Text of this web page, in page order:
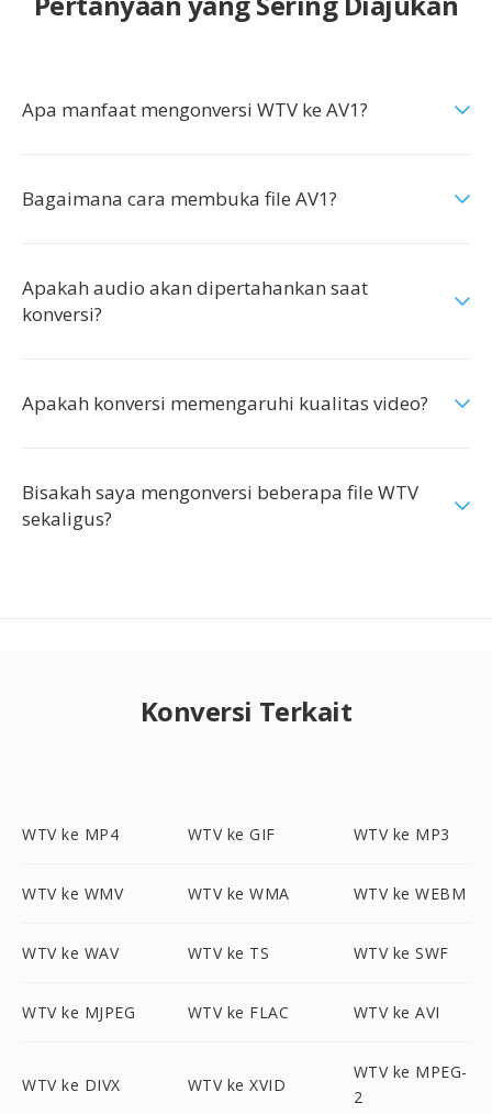
Apa manfaat mengonversi WTV ke AV1?
Bagaimana cara membuka file AV1?
Apakah audio akan dipertahankan saat
konversi?
Apakah konversi memengaruhi kualitas video?
Bisakah saya mengonversi beberapa file WTV
sekaligus?
Konversi Terkait
WTV ke MP4 WTV ke GIF WTV ke MP3
WTV ke WMV WTV ke WMA WTV ke WEBM
WTV ke WAV WTV ke TS WTV ke SWF
WTV ke MJPEG WTV ke FLAC WTV ke AVI
WTV ke DIVX WTV ke XVID
WTV ke MPEG-
2